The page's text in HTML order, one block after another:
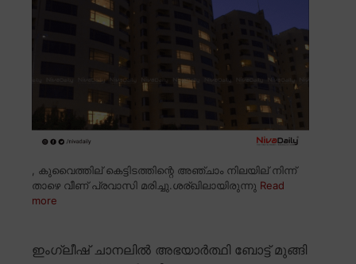
, കുവൈത്തില് കെട്ടിടത്തിന്റെ അഞ്ചാം നിലയില് നിന്ന്
താഴെ വീണ് പ്രവാസി മരിച്ചു.ശര്ഖിലായിരുന്നു Read
more
ഇംഗ്ലീഷ് ചാനലിൽ അഭയാർത്ഥി ബോട്ട് മുങ്ങി